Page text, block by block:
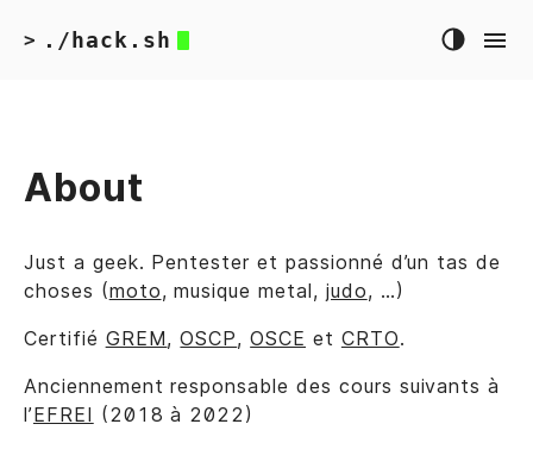
> ./hack.sh
About
Just a geek. Pentester et passionné d’un tas de
choses (moto, musique metal, judo, …)
Certifié GREM,OSCP,OSCE et CRTO.
Anciennement responsable des cours suivants à
l’EFREI (2018 à 2022)